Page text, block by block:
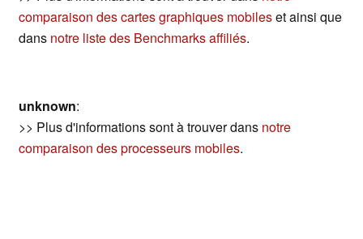
comparaison des cartes graphiques mobileset ainsi que
dans notre liste des Benchmarks affiliés.
unknown:
>> Plus d'informations sont à trouver dans notre
comparaison des processeurs mobiles.